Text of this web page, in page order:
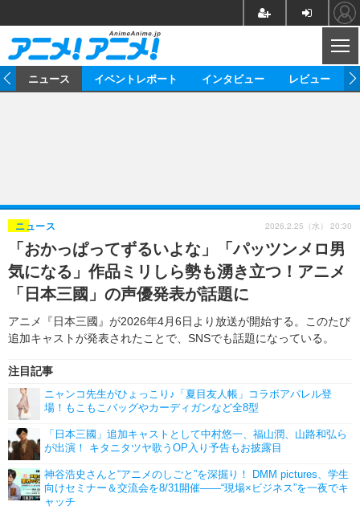
ゲーム グッズ
イベント 海外
海外イベント ビジネス
俳優・タレント アーティスト
ビジネス
アニメ 実写
書評
ゲーム 座談会
動画
アニメ
アニメ！アニメ！TV ABEMA Cafe
連載・コラム
ニュース イベントレポート インタビュー レビュー
「おかっぱってずるいよな」「パッツンメロ男
気になる」作品ミリしら勢も湧き立つ！アニメ
「日本三國」の声優発表が話題に
アニメ『日本三國』が2026年4月6日より放送が開始する。このたび
追加キャストが発表されたことで、SNSでも話題になっている。
ニュース
注目記事
ニャンコ先生がひょっこり♪「夏目友人帳」コラボアパレル登
場！もこもこバッグやカーディガンなど全8型
「日本三國」追加キャストとして中村悠一、福山潤、山路和弘ら
が出演！ キタニタツヤ歌うOP入り予告もお披露目
神谷浩史さんと“アニメのしごと”を深掘り！ DMM pictures、学生
向けセミナー＆交流会を8/31開催――“現場×ビジネス”を一夜でキ
ャッチ
2026.2.25（水） 20:30